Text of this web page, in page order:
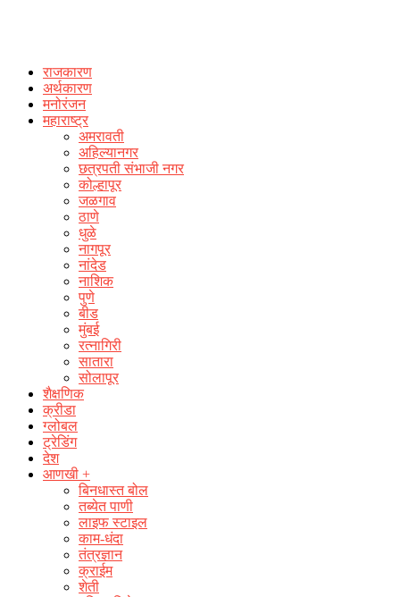
राजकारण
अर्थकारण
मनोरंजन
महाराष्ट्र
अमरावती
अहिल्यानगर
छत्रपती संभाजी नगर
कोल्हापूर
जळगाव
ठाणे
धुळे
नागपूर
नांदेड
नाशिक
पुणे
बीड
मुंबई
रत्नागिरी
सातारा
सोलापूर
शैक्षणिक
क्रीडा
ग्लोबल
ट्रेडिंग
देश
आणखी +
बिनधास्त बोल
तब्येत पाणी
लाइफ स्टाइल
काम-धंदा
तंत्रज्ञान
क्राईम
शेती